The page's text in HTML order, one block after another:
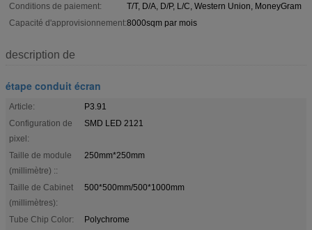
Conditions de paiement:
T/T, D/A, D/P, L/C, Western Union, MoneyGram
Capacité d'approvisionnement:8000sqm par mois
description de
étape conduit écran
Article:
P3.91
Configuration de
pixel:
SMD LED 2121
Taille de module
(millimètre) ::
250mm*250mm
Taille de Cabinet
(millimètres):
500*500mm/500*1000mm
Tube Chip Color:
Polychrome